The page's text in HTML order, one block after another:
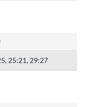
25:21, 29:27